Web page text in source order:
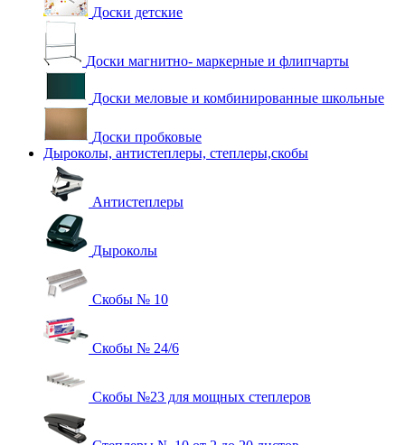
Доски детские
Доски магнитно- маркерные и флипчарты
Доски меловые и комбинированные школьные
Доски пробковые
Дыроколы, антистеплеры, степлеры,скобы
Антистеплеры
Дыроколы
Скобы № 10
Скобы № 24/6
Скобы №23 для мощных степлеров